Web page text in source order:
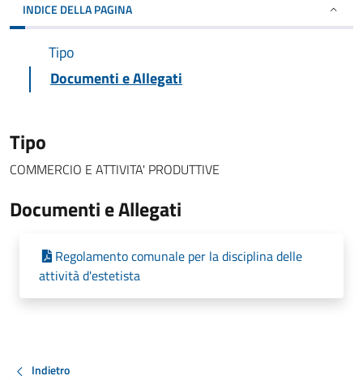
INDICE DELLA PAGINA
Tipo
Documenti e Allegati
Tipo
COMMERCIO E ATTIVITA' PRODUTTIVE
Documenti e Allegati
Regolamento comunale per la disciplina delle
attività d'estetista
Indietro